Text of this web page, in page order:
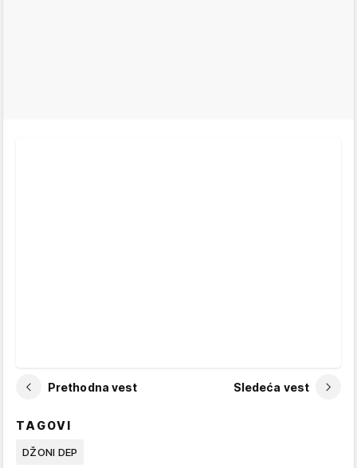
Prethodna vest Sledeća vest
TAGOVI
DŽONI DEP